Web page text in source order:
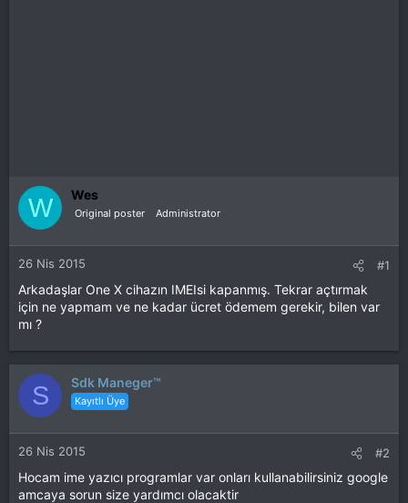
W Wes
Original poster Administrator
26 Nis 2015 #1
Arkadaşlar One X cihazın IMEIsi kapanmış. Tekrar açtırmak
için ne yapmam ve ne kadar ücret ödemem gerekir, bilen var
mı ?
S Sdk Maneger™
Kayıtlı Üye
26 Nis 2015 #2
Hocam ime yazıcı programlar var onları kullanabilirsiniz google
amcaya sorun size yardımcı olacaktir